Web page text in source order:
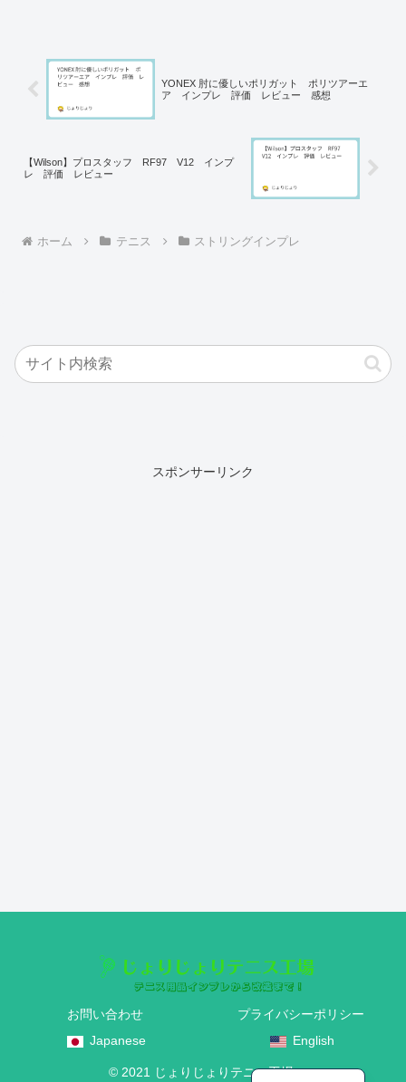
YONEX 肘に優しいポリガット ポリツアーエ
ア インプレ 評価 レビュー 感想
【Wilson】プロスタッフ RF97 V12 インプ
レ 評価 レビュー
ホーム テニス ストリングインプレ
スポンサーリンク
お問い合わせ
プライバシーポリシー
Japanese
English
© 2021 じょりじょりテニス工場.
English